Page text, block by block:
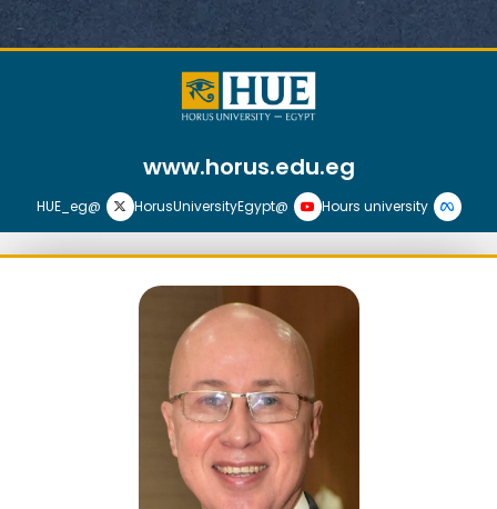
www.horus.edu.eg
Hours university
@HorusUniversityEgypt
@HUE_eg